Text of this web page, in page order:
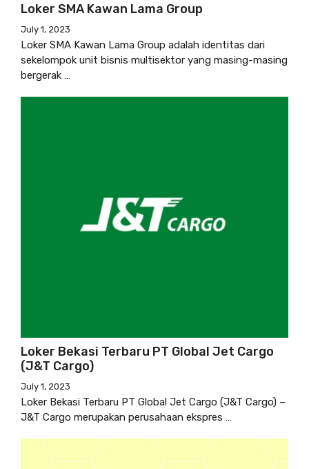
Loker SMA Kawan Lama Group
July 1, 2023
Loker SMA Kawan Lama Group adalah identitas dari
sekelompok unit bisnis multisektor yang masing-masing
bergerak …
Loker Bekasi Terbaru PT Global Jet Cargo
(J&T Cargo)
July 1, 2023
Loker Bekasi Terbaru PT Global Jet Cargo (J&T Cargo) –
J&T Cargo merupakan perusahaan ekspres …